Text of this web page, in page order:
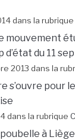
dans la rubrique
mouvement
d’état du 11
2013 dans la
s’ouvre pour
dans la rubrique
à